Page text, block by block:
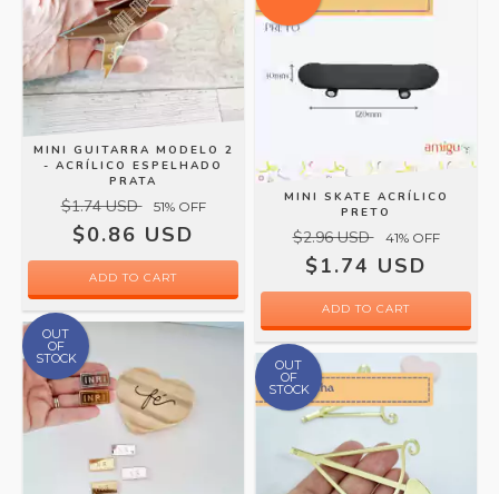
MINI GUITARRA MODELO 2
- ACRÍLICO ESPELHADO
PRATA
$1.74 USD 51% OFF
$0.86 USD
MINI SKATE ACRÍLICO
PRETO
$2.96 USD 41% OFF
$1.74 USD
OUT
OF
STOCK OUT
OF
STOCK